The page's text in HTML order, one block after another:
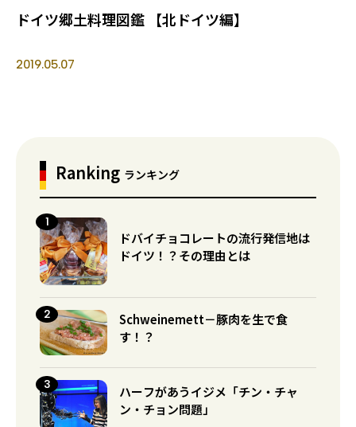
ドイツ郷土料理図鑑 【北ドイツ編】
2019.05.07
Ranking ランキング
ドバイチョコレートの流行発信地は
ドイツ！？その理由とは
Schweinemett－豚肉を生で食
す！？
ハーフがあうイジメ「チン・チャ
ン・チョン問題」